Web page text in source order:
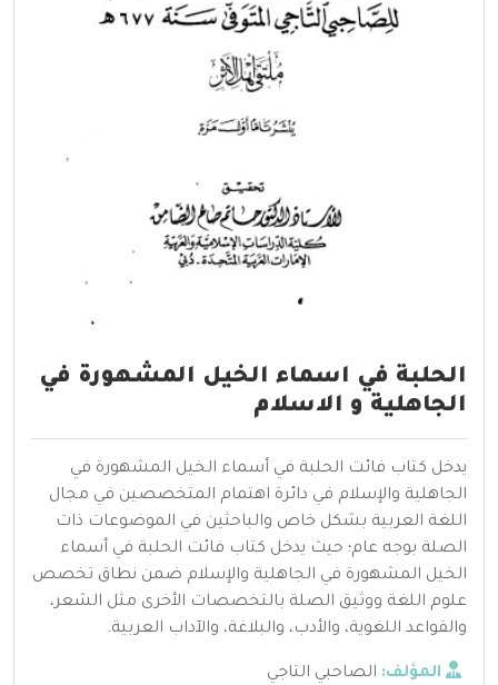
الحلبة في اسماء الخيل المشهورة في
الجاهلية و الاسلام
يدخل كتاب فائت الحلبة في أسماء الخيل المشهورة في
الجاهلية والإسلام في دائرة اهتمام المتخصصين في مجال
اللغة العربية بشكل خاص والباحثين في الموضوعات ذات
الصلة بوجه عام؛ حيث يدخل كتاب فائت الحلبة في أسماء
الخيل المشهورة في الجاهلية والإسلام ضمن نطاق تخصص
علوم اللغة ووثيق الصلة بالتخصصات الأخرى مثل الشعر،
والقواعد اللغوية، والأدب، والبلاغة، والآداب العربية.
المؤلف: الصاحبي التاجي